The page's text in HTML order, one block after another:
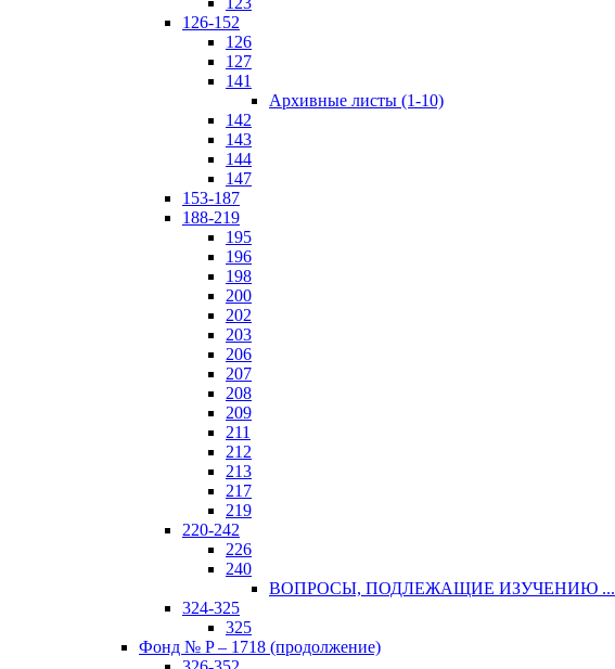
126-152
126
127
141
Архивные листы (1-10)
142
143
144
147
153-187
188-219
195
196
198
200
202
203
206
207
208
209
211
212
213
217
219
220-242
226
240
ВОПРОСЫ, ПОДЛЕЖАЩИЕ ИЗУЧЕНИЮ ...
324-325
325
Фонд № P – 1718 (продолжение)